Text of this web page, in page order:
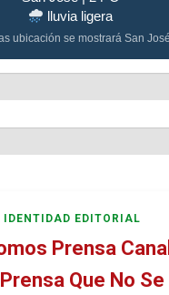
lluvia ligera
ubicación se mostrará San
IDENTIDAD EDITORIAL
Prensa
Que No Se